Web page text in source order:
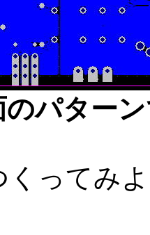
パター
くってみ